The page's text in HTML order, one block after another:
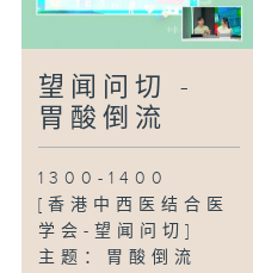
望闻问切 -
胃酸倒流
1300-1400
[香港中西医结合医
学会-望闻问切]
主题：胃酸倒流